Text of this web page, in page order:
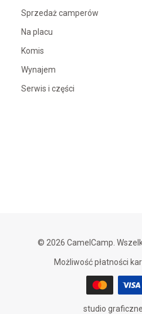
Sprzedaż camperów
Na placu
Komis
Wynajem
Serwis i części
© 2026 CamelCamp.
Możliwość płatności
studio graficzne